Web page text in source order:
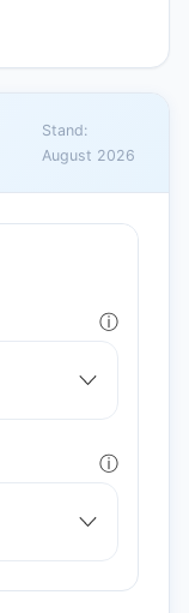
Stand:
August 2026